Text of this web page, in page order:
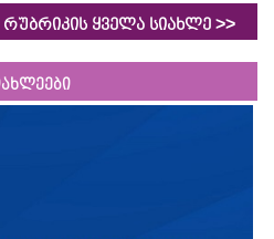
რუბრიკის ყველა სიახლე >>